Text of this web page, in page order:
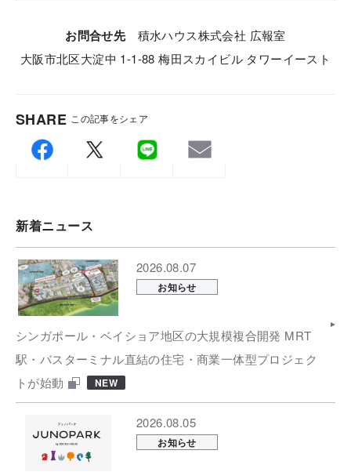
お問合せ先 積⽔ハウス株式会社 広報室
⼤阪市北区⼤淀中 1-1-88 梅⽥スカイビル タワーイースト
SHARE この記事をシェア
新着ニュース
2026.08.07
お知らせ
シンガポール・ベイショア地区の大規模複合開発 MRT
駅・バスターミナル直結の住宅・商業一体型プロジェク
トが始動
NEW
2026.08.05
お知らせ